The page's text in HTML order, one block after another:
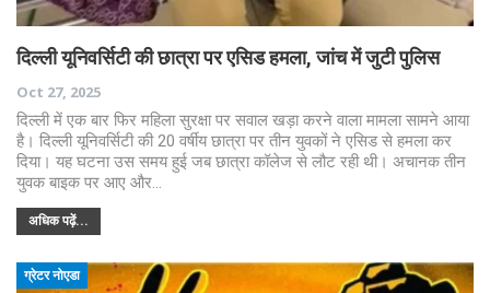
दिल्ली यूनिवर्सिटी की छात्रा पर एसिड हमला, जांच में जुटी पुलिस
Oct 27, 2025
दिल्ली में एक बार फिर महिला सुरक्षा पर सवाल खड़ा करने वाला मामला सामने आया
है। दिल्ली यूनिवर्सिटी की 20 वर्षीय छात्रा पर तीन युवकों ने एसिड से हमला कर
दिया। यह घटना उस समय हुई जब छात्रा कॉलेज से लौट रही थी। अचानक तीन
युवक बाइक पर आए और…
अधिक पढ़ें...
ग्रेटर नोएडा